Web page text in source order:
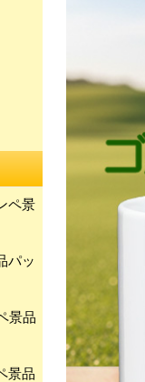
ペ景
パッ
景品
景品